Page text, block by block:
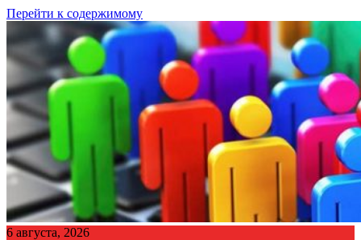
Перейти к содержимому
6 августа, 2026